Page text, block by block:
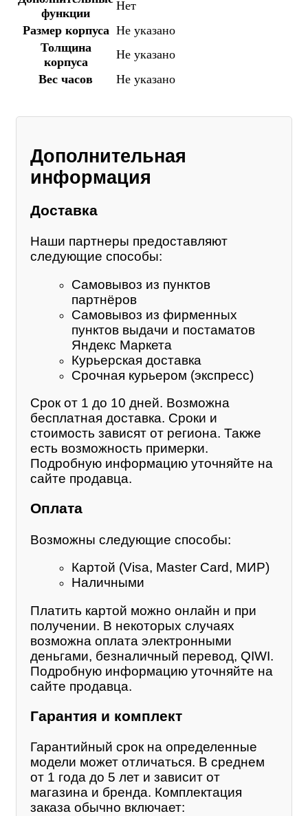
функции
Нет
Размер корпуса Не указано
Толщина
корпуса
Не указано
Вес часов
Не указано
Дополнительная
информация
Доставка
Наши партнеры предоставляют
следующие способы:
Самовывоз из пунктов
партнёров
Самовывоз из фирменных
пунктов выдачи и постаматов
Яндекс Маркета
Курьерская доставка
Срочная курьером (экспресс)
Срок от 1 до 10 дней. Возможна
бесплатная доставка. Сроки и
стоимость зависят от региона. Также
есть возможность примерки.
Подробную информацию уточняйте на
сайте продавца.
Оплата
Возможны следующие способы:
Картой (Visa, Master Card, МИР)
Наличными
Платить картой можно онлайн и при
получении. В некоторых случаях
возможна оплата электронными
деньгами, безналичный перевод, QIWI.
Подробную информацию уточняйте на
сайте продавца.
Гарантия и комплект
Гарантийный срок на определенные
модели может отличаться. В среднем
от 1 года до 5 лет и зависит от
магазина и бренда. Комплектация
заказа обычно включает: